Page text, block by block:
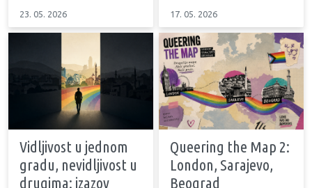
23. 05. 2026 17. 05. 2026
Vidljivost u jednom
gradu, nevidljivost u
drugima: izazov
Queering the Map 2:
London, Sarajevo,
Beograd